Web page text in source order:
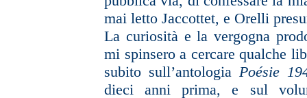
mai letto Jaccottet, e Orelli
La curiosità e la vergogna
mi spinsero a cercare qualche
subito sull’antologia Poésie
dieci anni prima, e sul